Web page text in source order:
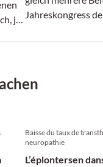
je
Jahreskongress
Baisse du taux de
neuropathie
L’éplontersen